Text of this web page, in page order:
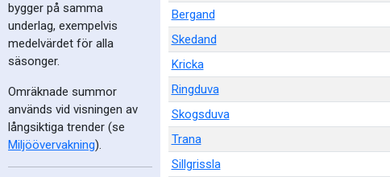
bygger på samma
underlag, exempelvis
medelvärdet för alla
säsonger.
Omräknade summor
används vid visningen av
långsiktiga trender (se
Miljöövervakning).
Bergand
Skedand
Kricka
Ringduva
Skogsduva
Trana
Sillgrissla